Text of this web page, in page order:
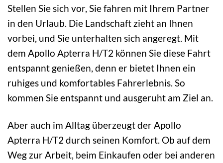
Stellen Sie sich vor, Sie fahren mit Ihrem Partner
in den Urlaub. Die Landschaft zieht an Ihnen
vorbei, und Sie unterhalten sich angeregt. Mit
dem Apollo Apterra H/T2 können Sie diese Fahrt
entspannt genießen, denn er bietet Ihnen ein
ruhiges und komfortables Fahrerlebnis. So
kommen Sie entspannt und ausgeruht am Ziel an.
Aber auch im Alltag überzeugt der Apollo
Apterra H/T2 durch seinen Komfort. Ob auf dem
Weg zur Arbeit, beim Einkaufen oder bei anderen